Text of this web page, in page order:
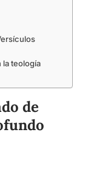
la teología
de